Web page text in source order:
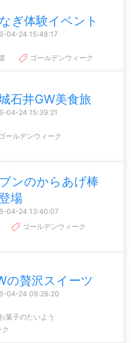
ぎ体験イベント
04-24 15:48:17
ゴールデンウィーク
石井GW美食旅
04-24 15:39:21
ゴールデンウィーク
ンのからあげ棒
場
04-24 13:40:07
ゴールデンウィーク
の贅沢スイーツ
04-24 09:26:20
菓子のたいよう